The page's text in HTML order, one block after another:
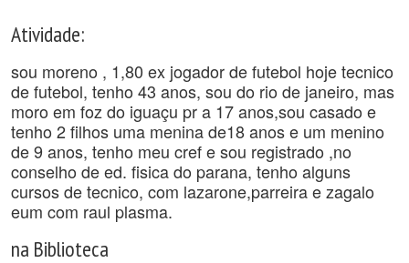
Atividade:
sou moreno , 1,80 ex jogador de futebol hoje tecnico
de futebol, tenho 43 anos, sou do rio de janeiro, mas
moro em foz do iguaçu pr a 17 anos,sou casado e
tenho 2 filhos uma menina de18 anos e um menino
de 9 anos, tenho meu cref e sou registrado ,no
conselho de ed. fisica do parana, tenho alguns
cursos de tecnico, com lazarone,parreira e zagalo
eum com raul plasma.
na Biblioteca